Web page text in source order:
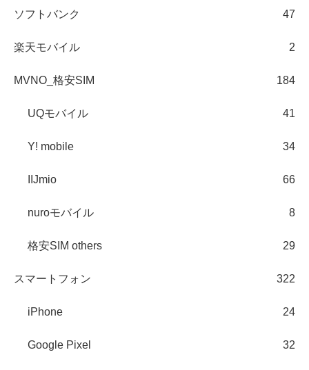
ソフトバンク 47
楽天モバイル 2
MVNO_格安SIM 184
UQモバイル 41
Y! mobile 34
IIJmio 66
nuroモバイル 8
格安SIM others 29
スマートフォン 322
iPhone 24
Google Pixel 32